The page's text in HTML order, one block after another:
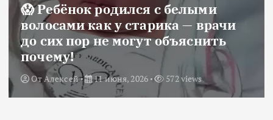
😱 Ребёнок родился с белыми
волосами как у старика — врачи
до сих пор не могут объяснить
почему!
ОтАлексей 11 июня, 2026 572 views